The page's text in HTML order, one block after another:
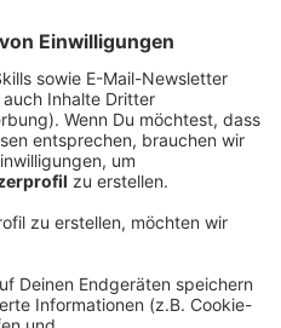
- kein
in Bayern auf dem WC
der Tür. Diesen Vorfall